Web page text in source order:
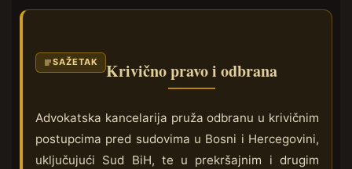
SAŽETAK Krivično pravo i odbrana
Advokatska kancelarija pruža odbranu u krivičnim
postupcima pred sudovima u Bosni i Hercegovini,
uključujući Sud BiH, te u prekršajnim i drugim